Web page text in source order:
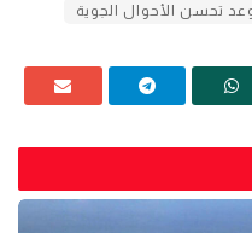
تحسن الأحوال الجوية